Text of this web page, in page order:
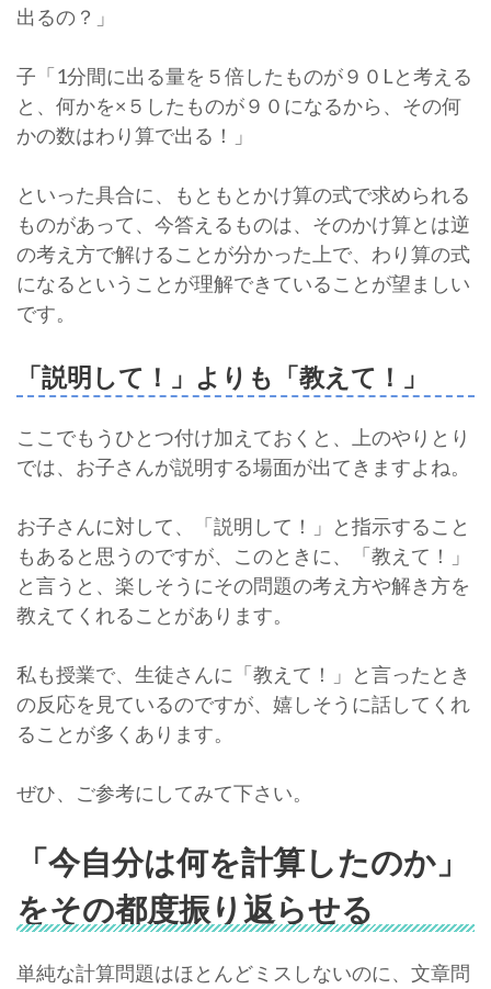
出るの？」
子「1分間に出る量を５倍したものが９０Lと考える
と、何かを×５したものが９０になるから、その何
かの数はわり算で出る！」
といった具合に、もともとかけ算の式で求められる
ものがあって、今答えるものは、そのかけ算とは逆
の考え方で解けることが分かった上で、わり算の式
になるということが理解できていることが望ましい
です。
「説明して！」よりも「教えて！」
ここでもうひとつ付け加えておくと、上のやりとり
では、お子さんが説明する場面が出てきますよね。
お子さんに対して、「説明して！」と指示すること
もあると思うのですが、このときに、「教えて！」
と言うと、楽しそうにその問題の考え方や解き方を
教えてくれることがあります。
私も授業で、生徒さんに「教えて！」と言ったとき
の反応を見ているのですが、嬉しそうに話してくれ
ることが多くあります。
ぜひ、ご参考にしてみて下さい。
「今自分は何を計算したのか」
をその都度振り返らせる
単純な計算問題はほとんどミスしないのに、文章問